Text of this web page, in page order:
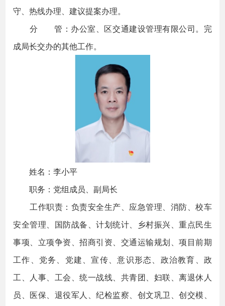
守、热线办理、建议提案办理。
分 管：办公室、区交通建设管理有限公司。完
成局长交办的其他工作。
姓名：李小平
职务：党组成员、副局长
工作职责：负责安全生产、应急管理、消防、校车
安全管理、国防战备、计划统计、乡村振兴、重点民生
事项、立项争资、招商引资、交通运输规划、项目前期
工作、党务、党建、宣传、意识形态、政治教育、政
工、人事、工会、统一战线、共青团、妇联、离退休人
员、医保、退役军人、纪检监察、创文巩卫、创交模、